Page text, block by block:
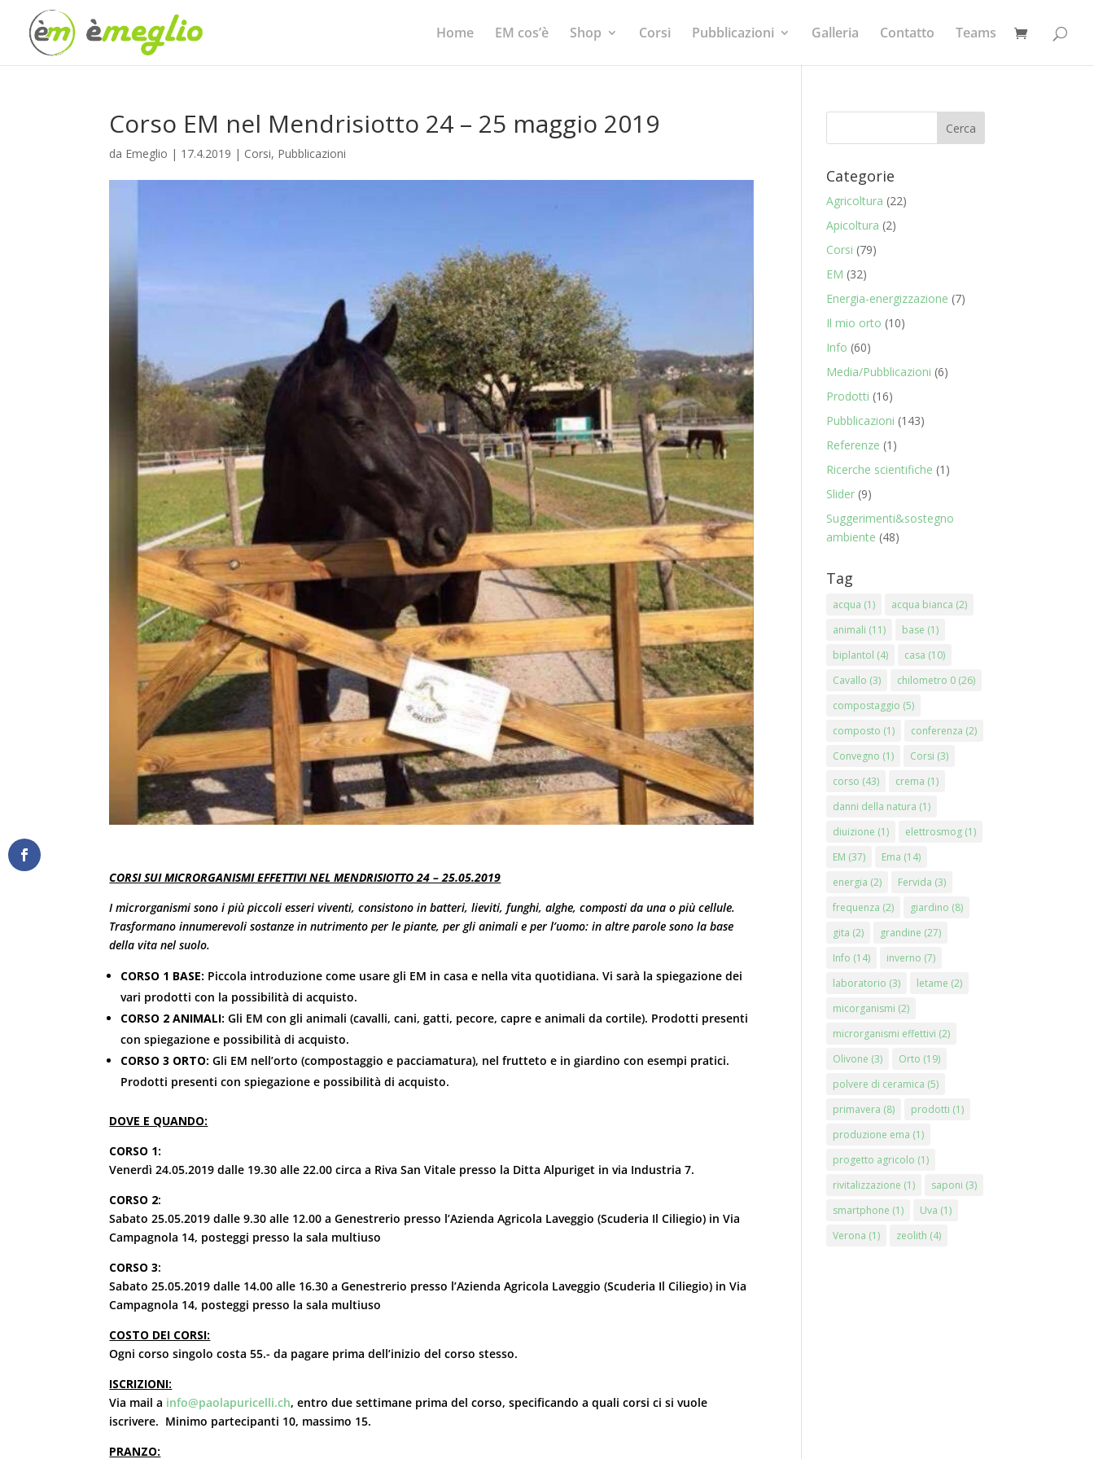
Home EM cos’è Shop Corsi Pubblicazioni Galleria Contatto Teams
Corso EM nel Mendrisiotto 24 – 25 maggio 2019
da Emeglio | 17.4.2019 | Corsi, Pubblicazioni
CORSI SUI MICRORGANISMI EFFETTIVI NEL MENDRISIOTTO 24 – 25.05.2019
I microrganismi sono i più piccoli esseri viventi, consistono in batteri, lieviti, funghi, alghe, composti da una o più cellule.
Trasformano innumerevoli sostanze in nutrimento per le piante, per gli animali e per l’uomo: in altre parole sono la base
della vita nel suolo.
CORSO 1 BASE: Piccola introduzione come usare gli EM in casa e nella vita quotidiana. Vi sarà la spiegazione dei
vari prodotti con la possibilità di acquisto.
CORSO 2 ANIMALI: Gli EM con gli animali (cavalli, cani, gatti, pecore, capre e animali da cortile). Prodotti presenti
con spiegazione e possibilità di acquisto.
CORSO 3 ORTO: Gli EM nell’orto (compostaggio e pacciamatura), nel frutteto e in giardino con esempi pratici.
Prodotti presenti con spiegazione e possibilità di acquisto.
DOVE E QUANDO:
CORSO 1:
Venerdì 24.05.2019 dalle 19.30 alle 22.00 circa a Riva San Vitale presso la Ditta Alpuriget in via Industria 7.
CORSO 2:
Sabato 25.05.2019 dalle 9.30 alle 12.00 a Genestrerio presso l’Azienda Agricola Laveggio (Scuderia Il Ciliegio) in Via
Campagnola 14, posteggi presso la sala multiuso
CORSO 3:
Sabato 25.05.2019 dalle 14.00 alle 16.30 a Genestrerio presso l’Azienda Agricola Laveggio (Scuderia Il Ciliegio) in Via
Campagnola 14, posteggi presso la sala multiuso
COSTO DEI CORSI:
Ogni corso singolo costa 55.- da pagare prima dell’inizio del corso stesso.
ISCRIZIONI:
Via mail a info@paolapuricelli.ch, entro due settimane prima del corso, specificando a quali corsi ci si vuole
iscrivere. Minimo partecipanti 10, massimo 15.
PRANZO:
Categorie
Agricoltura (22)
Apicoltura (2)
Corsi (79)
EM (32)
Energia-energizzazione (7)
Il mio orto (10)
Info (60)
Media/Pubblicazioni (6)
Prodotti (16)
Pubblicazioni (143)
Referenze (1)
Ricerche scientifiche (1)
Slider (9)
Suggerimenti&sostegno
ambiente (48)
Tag
acqua (1) acqua bianca (2)
animali (11) base (1)
biplantol (4) casa (10)
Cavallo (3) chilometro 0 (26)
compostaggio (5)
composto (1) conferenza (2)
Convegno (1) Corsi (3)
corso (43) crema (1)
danni della natura (1)
diuizione (1) elettrosmog (1)
EM (37) Ema (14)
energia (2) Fervida (3)
frequenza (2) giardino (8)
gita (2) grandine (27)
Info (14) inverno (7)
laboratorio (3) letame (2)
micorganismi (2)
microrganismi effettivi (2)
Olivone (3) Orto (19)
polvere di ceramica (5)
primavera (8) prodotti (1)
produzione ema (1)
progetto agricolo (1)
rivitalizzazione (1) saponi (3)
smartphone (1) Uva (1)
Verona (1) zeolith (4)